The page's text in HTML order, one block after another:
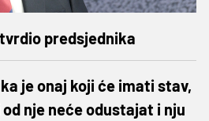
predsjednika
je onaj koji će imati stav,
nje neće odustajat i nju